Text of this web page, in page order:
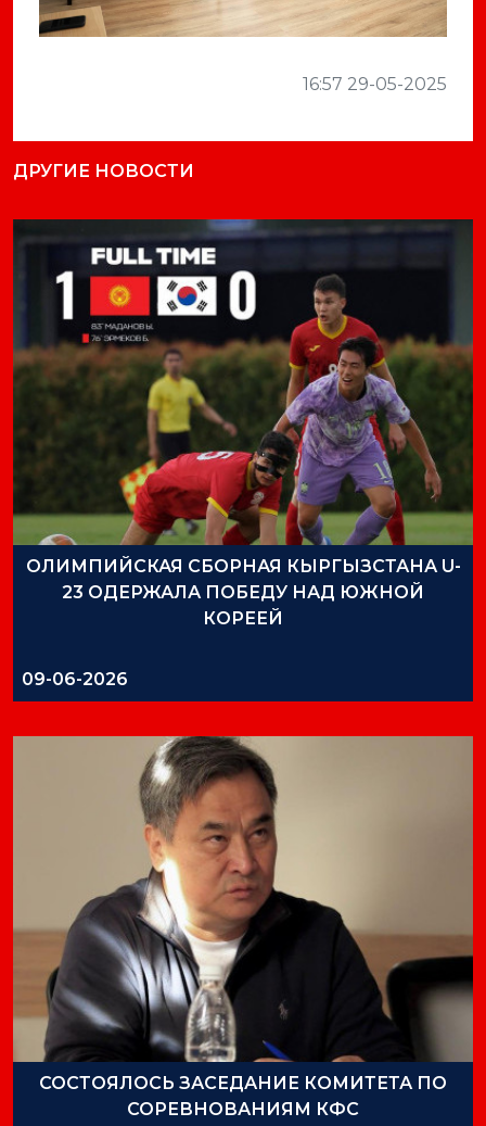
16:57 29-05-2025
ДРУГИЕ НОВОСТИ
ОЛИМПИЙСКАЯ СБОРНАЯ КЫРГЫЗСТАНА U-
23 ОДЕРЖАЛА ПОБЕДУ НАД ЮЖНОЙ
КОРЕЕЙ
09-06-2026
СОСТОЯЛОСЬ ЗАСЕДАНИЕ КОМИТЕТА ПО
СОРЕВНОВАНИЯМ КФС